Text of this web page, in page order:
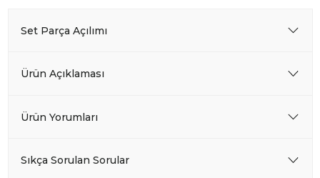
Set Parça Açılımı
Ürün Açıklaması
Ürün Yorumları
Sıkça Sorulan Sorular